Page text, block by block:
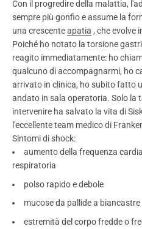
Con il progredire della malattia,
sempre più gonfio e assume la
una crescenteapatia , che evolve
Poiché ho notato la torsione
reagito immediatamente: ho
qualcuno di accompagnarmi, ho
arrivato in clinica, ho subito fatto
andato in sala operatoria. Solo la
intervenire ha salvato la vita di
l'eccellente team medico di
Sintomi di shock:
aumento della frequenza
respiratoria
polso rapido e debole
mucose da pallide a biancastre
estremità del corpo fredde o